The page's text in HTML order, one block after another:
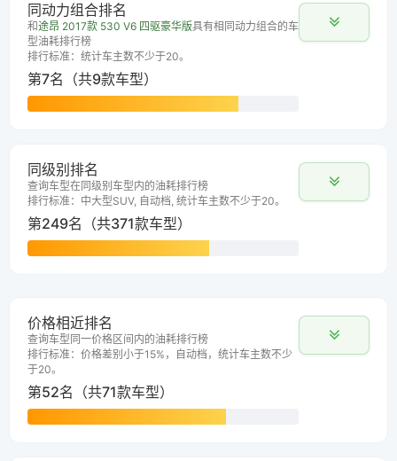
同动力组合排名
和途昂 2017款 530 V6 四驱豪华版具有相同动力组合的车
型油耗排行榜
排行标准：统计车主数不少于20。
第7名（共9款车型）
同级别排名
查询车型在同级别车型内的油耗排行榜
排行标准：中大型SUV, 自动档, 统计车主数不少于20。
第249名（共371款车型）
价格相近排名
查询车型同一价格区间内的油耗排行榜
排行标准：价格差别小于15%，自动档，统计车主数不少
于20。
第52名（共71款车型）